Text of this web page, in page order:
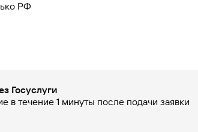
РФ
Госуслуги
в течение 1 минуты после подачи заявки